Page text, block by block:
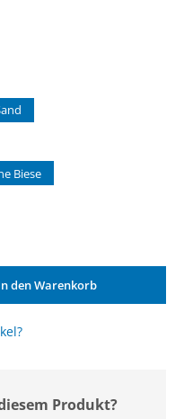
Biese
oder benutze die Schaltflächen
den Warenkorb
Produkt?